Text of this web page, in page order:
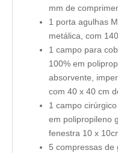
mm de
1 porta agulhas
metálica, com
1 campo para
100% em
absorvente,
com 40 x 40 cm
1 campo
em polipropileno
fenestra 10 x
5 compressas de